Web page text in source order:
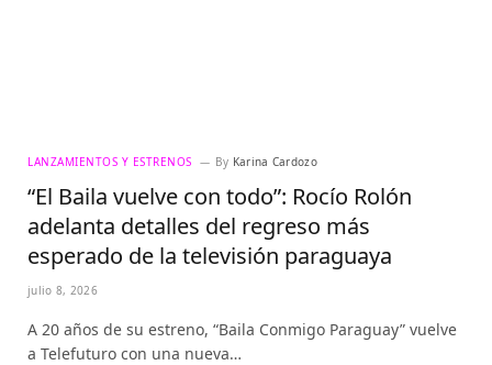
LANZAMIENTOS Y ESTRENOS By Karina Cardozo
“El Baila vuelve con todo”: Rocío Rolón
adelanta detalles del regreso más
esperado de la televisión paraguaya
julio 8, 2026
A 20 años de su estreno, “Baila Conmigo Paraguay” vuelve
a Telefuturo con una nueva…